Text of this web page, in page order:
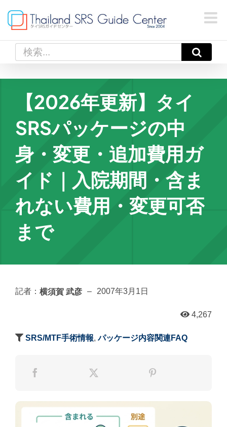
content
索
【2026年更新】タイ
SRSパッケージの中
身・変更・追加費用ガ
イド｜入院期間・含ま
れない費用・変更可否
まで
記者： 横須賀 武彦 – 2007年3月1日
4,267
SRS/MTF手術情報,パッケージ内容関連FAQ